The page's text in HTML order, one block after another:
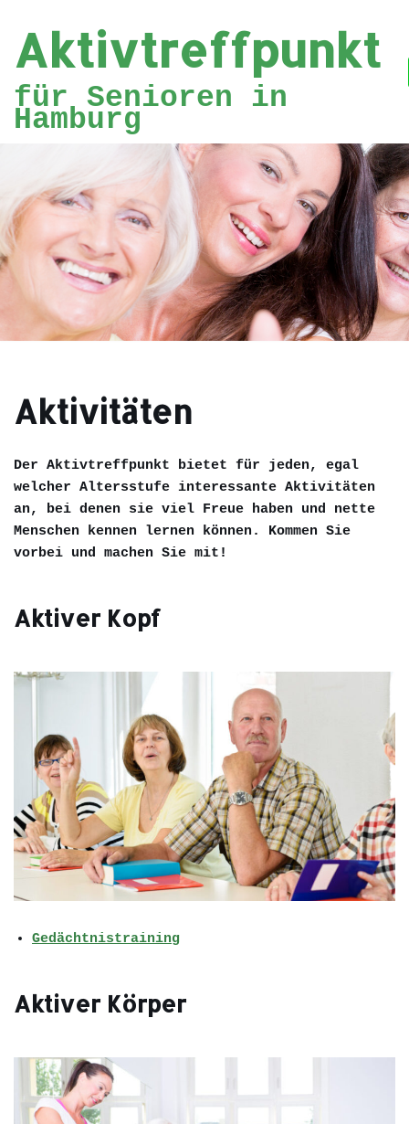
Zum
Inhalt
springen
Aktivtreffpunkt
für Senioren in
Hamburg
Aktivitäten
Der Aktivtreffpunkt bietet für jeden, egal
welcher Altersstufe interessante Aktivitäten
an, bei denen sie viel Freue haben und nette
Menschen kennen lernen können. Kommen Sie
vorbei und machen Sie mit!
Aktiver Kopf
Gedächtnistraining
Aktiver Körper